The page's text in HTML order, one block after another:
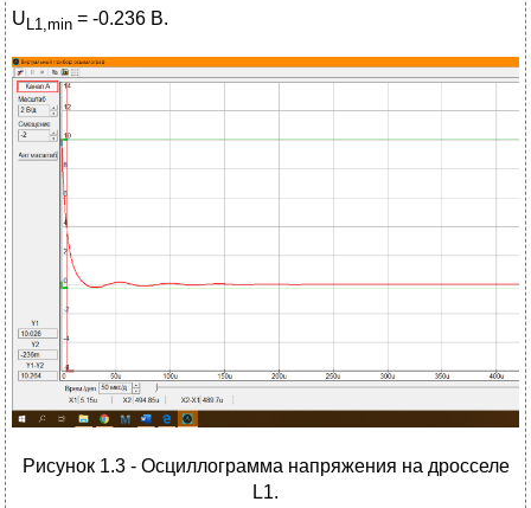
U L1,min = -0.236 В.
Рисунок 1.3 - Осциллограмма напряжения на дросселе
L1.